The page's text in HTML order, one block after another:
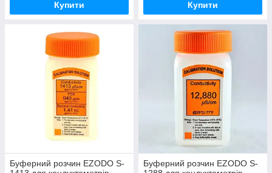
Купити Купити
Буферний розчин EZODO S-
Буферний розчин EZODO S-